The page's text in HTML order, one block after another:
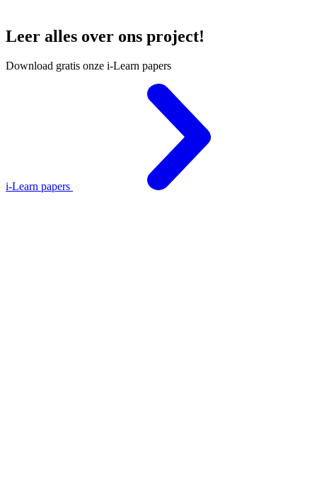
Leer alles over ons project!
Download gratis onze i-Learn papers
i-Learn papers